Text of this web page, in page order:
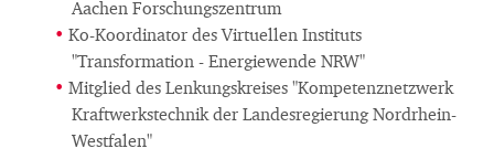
Aachen Forschungszentrum
Ko-Koordinator des Virtuellen Instituts
"Transformation - Energiewende NRW"
Mitglied des Lenkungskreises "Kompetenznetzwerk
Kraftwerkstechnik der Landesregierung Nordrhein-
Westfalen"